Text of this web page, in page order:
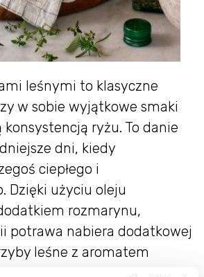
leśnymi to klasyczne
w sobie wyjątkowe smaki
ryżu. To danie
dni, kiedy
ciepłego i
Dzięki użyciu oleju
rozmarynu,
potrawa nabiera dodatkowej
leśne z aromatem